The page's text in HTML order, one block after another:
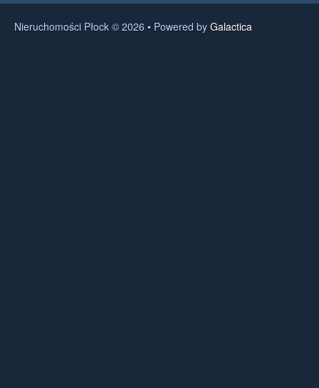
Nieruchomości Płock © 2026 • Powered by Galactica